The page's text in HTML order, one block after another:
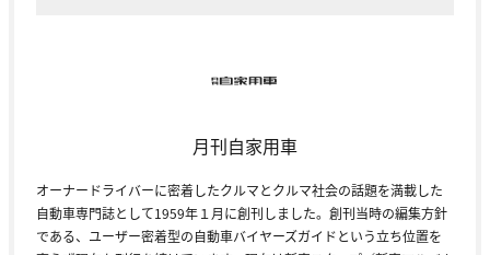
月刊自家用車
オーナードライバーに密着したクルマとクルマ社会の話題を満載した
自動車専門誌として1959年１月に創刊しました。創刊当時の編集方針
である、ユーザー密着型の自動車バイヤーズガイドという立ち位置を